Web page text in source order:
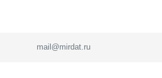
mail@mirdat.ru